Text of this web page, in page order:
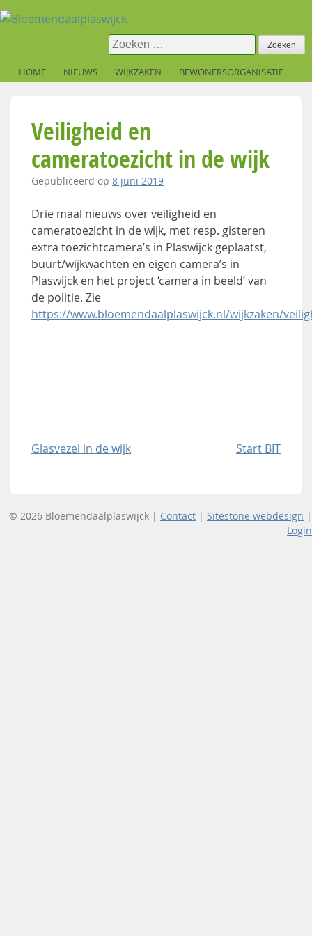
Skip
to
Zoeken
naar:
HOME NIEUWS WIJKZAKEN BEWONERSORGANISATIE
Veiligheid en
cameratoezicht in de wijk
Gepubliceerd op 8 juni 2019
Drie maal nieuws over veiligheid en
cameratoezicht in de wijk, met resp. gisteren
extra toezichtcamera’s in Plaswijck geplaatst,
buurt/wijkwachten en eigen camera’s in
Plaswijck en het project ‘camera in beeld’ van
de politie. Zie
https://www.bloemendaalplaswijck.nl/wijkzaken/
Bericht
Glasvezel in de wijk Start BIT
© 2026 Bloemendaalplaswijck | Contact | Sitestone webdesign |
Login